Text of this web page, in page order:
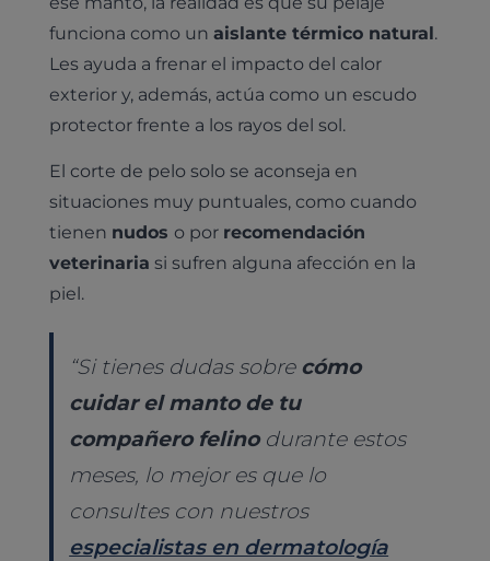
Pruebas diagnósticas
Diagnóstico veterinario por imagen
Ecografía
Pruebas cropológicas
Pruebas histológicas – microscopio
Identificación con microchip y pasaporte
Esterilización
Vacunación
Hospitalización
Cirugía
Medicina general
Traumatología
Nutrición
Urología y nefrología
Cardiología
Planes de salud para perros
¿Quiénes somos?
Comité de expertos veterinarios
funciona como un aislante térmico natural.
Les ayuda a frenar el impacto del calor
exterior y, además, actúa como un escudo
protector frente a los rayos del sol.
El corte de pelo solo se aconseja en
situaciones muy puntuales, como cuando
tienen nudos o por recomendación
veterinaria si sufren alguna afección en la
piel.
“Si tienes dudas sobre cómo
cuidar el manto de tu
compañero felinodurante estos
meses, lo mejor es que lo
consultes con nuestros
especialistas en dermatología